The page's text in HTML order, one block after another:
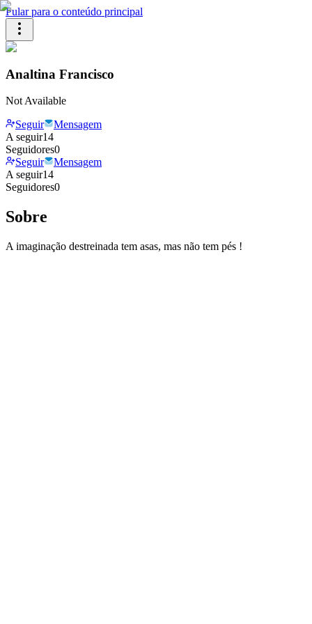
Pular para o conteúdo principal
Analtina Francisco
Not Available
Seguir
Mensagem
A seguir14
Seguidores0
Seguir
Mensagem
A seguir14
Seguidores0
Sobre
A imaginação destreinada tem asas, mas não tem pés !